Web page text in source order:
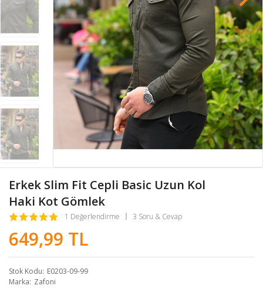
Erkek Slim Fit Cepli Basic Uzun Kol
Haki Kot Gömlek
1 Değerlendirme 3 Soru & Cevap
649,99 TL
Stok Kodu E0203-09-99
Marka Zafoni